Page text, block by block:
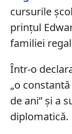
cursurile
prințul
familiei
Într-o
„o
de ani” și a
diplomatică.